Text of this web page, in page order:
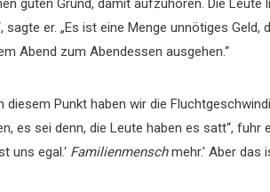
guten Grund, damit aufzuhören. Die Leute
er. „Es ist eine Menge unnötiges Geld,
Abend zum Abendessen ausgehen.“
Punkt haben wir die
es sei denn, die Leute haben es satt“, fuhr
uns egal.‘ Familienmenschmehr.' Aber das